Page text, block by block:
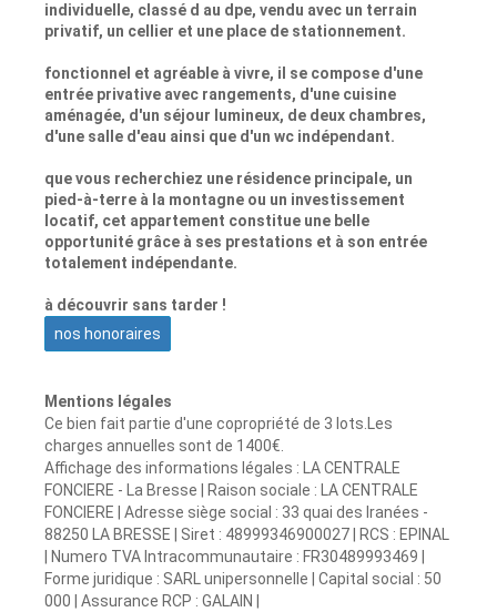
individuelle, classé d au dpe, vendu avec un terrain
privatif, un cellier et une place de stationnement.
fonctionnel et agréable à vivre, il se compose d'une
entrée privative avec rangements, d'une cuisine
aménagée, d'un séjour lumineux, de deux chambres,
d'une salle d'eau ainsi que d'un wc indépendant.
que vous recherchiez une résidence principale, un
pied-à-terre à la montagne ou un investissement
locatif, cet appartement constitue une belle
opportunité grâce à ses prestations et à son entrée
totalement indépendante.
à découvrir sans tarder !
nos honoraires
Mentions légales
Ce bien fait partie d'une copropriété de 3 lots.Les
charges annuelles sont de 1400€.
Affichage des informations légales : LA CENTRALE
FONCIERE - La Bresse | Raison sociale : LA CENTRALE
FONCIERE | Adresse siège social : 33 quai des Iranées -
88250 LA BRESSE | Siret : 48999346900027 | RCS : EPINAL
| Numero TVA Intracommunautaire : FR30489993469 |
Forme juridique : SARL unipersonnelle | Capital social : 50
000 | Assurance RCP : GALAIN |